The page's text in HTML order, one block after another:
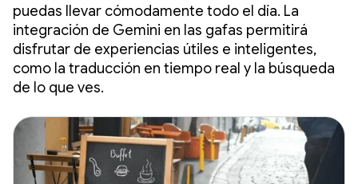
puedas llevar cómodamente todo el día. La
integración de Gemini en las gafas permitirá
disfrutar de experiencias útiles e inteligentes,
como la traducción en tiempo real y la búsqueda
de lo que ves.